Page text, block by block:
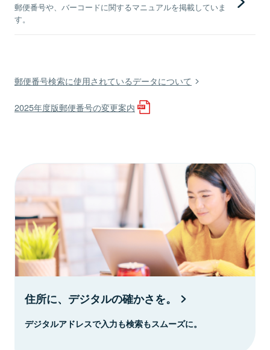
郵便番号や、バーコードに関するマニュアルを掲載していま
す。
郵便番号検索に使用されているデータについて
2025年度版郵便番号の変更案内
住所に、デジタルの確かさを。
デジタルアドレスで入力も検索もスムーズに。